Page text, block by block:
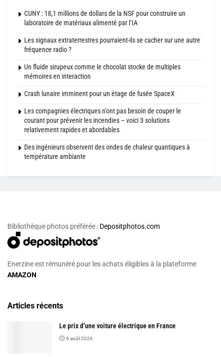
CUNY : 18,1 millions de dollars de la NSF pour construire un
laboratoire de matériaux alimenté par l’IA
Les signaux extraterrestres pourraient-ils se cacher sur une autre
fréquence radio ?
Un fluide sirupeux comme le chocolat stocke de multiples
mémoires en interaction
Crash lunaire imminent pour un étage de fusée SpaceX
Les compagnies électriques n’ont pas besoin de couper le
courant pour prévenir les incendies – voici 3 solutions
relativement rapides et abordables
Des ingénieurs observent des ondes de chaleur quantiques à
température ambiante
Bibliothèque photos préférée : Depositphotos.com
Enerzine est rémunéré pour les achats éligibles à la plateforme
AMAZON
Articles récents
Le prix d’une voiture électrique en France
6 août 2026